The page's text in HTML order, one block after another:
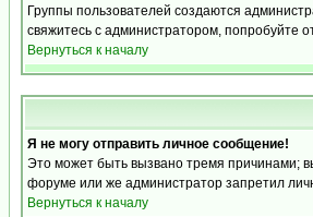
Группы пользователей создаются
свяжитесь с администратором, попробуйте
Вернуться к началу
Я не могу отправить личное сообщение!
Это может быть вызвано тремя причинами;
форуме или же администратор запретил
Вернуться к началу